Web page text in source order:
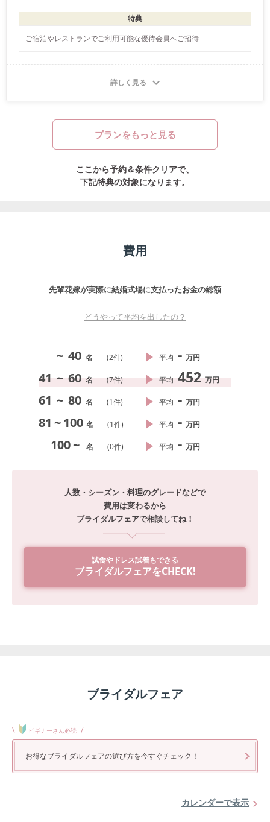
特典
ご宿泊やレストランでご利用可能な優待会員へご招待
詳しく見る
プランをもっと見る
ここから予約＆条件クリアで、
下記特典の対象になります。
費用
先輩花嫁が実際に結婚式場に支払ったお金の総額
どうやって平均を出したの？
~ 40 名 (2件) 平均 - 万円
41 ~ 60 名 (7件) 平均 452 万円
61 ~ 80 名 (1件) 平均 - 万円
81 ~100 名 (1件) 平均 - 万円
100~ 名 (0件) 平均 - 万円
人数・シーズン・料理のグレードなどで
費用は変わるから
ブライダルフェアで相談してね！
試食やドレス試着もできる
ブライダルフェアをCHECK!
ブライダルフェア
\ ビギナーさん必読 /
お得なブライダルフェアの選び方を今すぐチェック！
カレンダーで表示